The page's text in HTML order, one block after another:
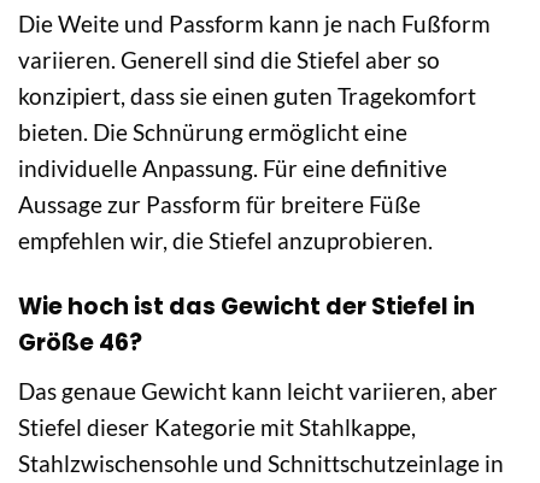
Die Weite und Passform kann je nach Fußform
variieren. Generell sind die Stiefel aber so
konzipiert, dass sie einen guten Tragekomfort
bieten. Die Schnürung ermöglicht eine
individuelle Anpassung. Für eine definitive
Aussage zur Passform für breitere Füße
empfehlen wir, die Stiefel anzuprobieren.
Wie hoch ist das Gewicht der Stiefel in
Größe 46?
Das genaue Gewicht kann leicht variieren, aber
Stiefel dieser Kategorie mit Stahlkappe,
Stahlzwischensohle und Schnittschutzeinlage in